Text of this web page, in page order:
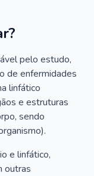
pelo estudo,
de enfermidades
linfático
e estruturas
sendo
e linfático,
outras